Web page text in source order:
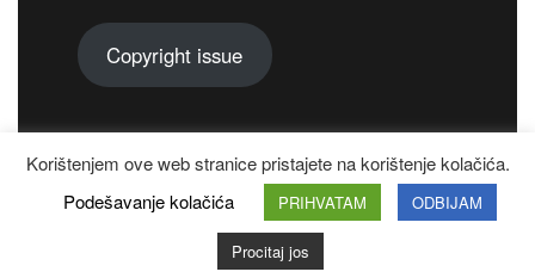
Copyright issue
Copyright 2024.
Designed by
VineThemes
Korištenjem ove web stranice pristajete na korištenje kolačića.
Podešavanje kolačića
PRIHVATAM ODBIJAM
Procitaj jos